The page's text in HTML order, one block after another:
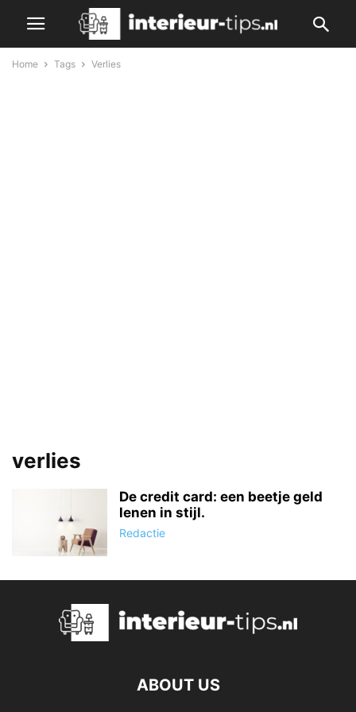
Home Tags Verlies
verlies
De credit card: een beetje geld
lenen in stijl.
Redactie
ABOUT US